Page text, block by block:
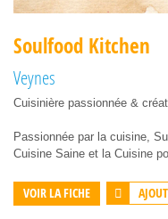
Soulfood Kitchen
Veynes
Cuisinière passionnée &
Passionnée par la cuisine,
Cuisine Saine et la Cuisine
VOIR LA FICHE